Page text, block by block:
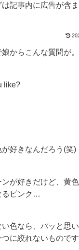
記事内に広告が含
からこんな質問が。
like?
好きなんだろう(笑)
が好きだけど、黄色
るピンク…
色なら、パッと思
に絞れないものです